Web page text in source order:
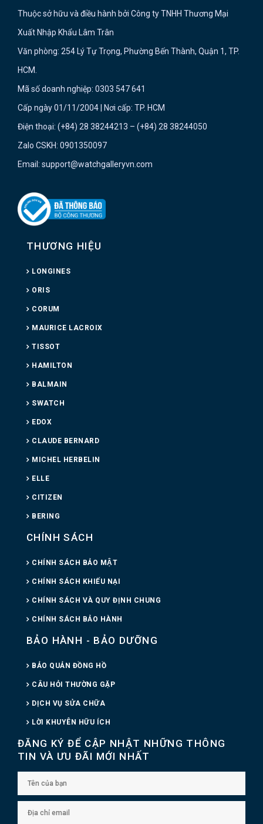
Thuộc sở hữu và điều hành bởi Công ty TNHH Thương Mại
Xuất Nhập Khẩu Lâm Trân
Văn phòng: 254 Lý Tự Trọng, Phường Bến Thành, Quận 1, TP.
HCM.
Mã số doanh nghiệp: 0303 547 641
Cấp ngày 01/11/2004 | Nơi cấp: TP. HCM
Điện thoại: (+84) 28 38244213 – (+84) 28 38244050
Zalo CSKH: 0901350097
Email: support@watchgalleryvn.com
THƯƠNG HIỆU
LONGINES
ORIS
CORUM
MAURICE LACROIX
TISSOT
HAMILTON
BALMAIN
SWATCH
EDOX
CLAUDE BERNARD
MICHEL HERBELIN
ELLE
CITIZEN
BERING
CHÍNH SÁCH
CHÍNH SÁCH BẢO MẬT
CHÍNH SÁCH KHIẾU NẠI
CHÍNH SÁCH VÀ QUY ĐỊNH CHUNG
CHÍNH SÁCH BẢO HÀNH
BẢO HÀNH - BẢO DƯỠNG
BẢO QUẢN ĐỒNG HỒ
CÂU HỎI THƯỜNG GẶP
DỊCH VỤ SỬA CHỮA
LỜI KHUYÊN HỮU ÍCH
ĐĂNG KÝ ĐỂ CẬP NHẬT NHỮNG THÔNG
TIN VÀ ƯU ĐÃI MỚI NHẤT